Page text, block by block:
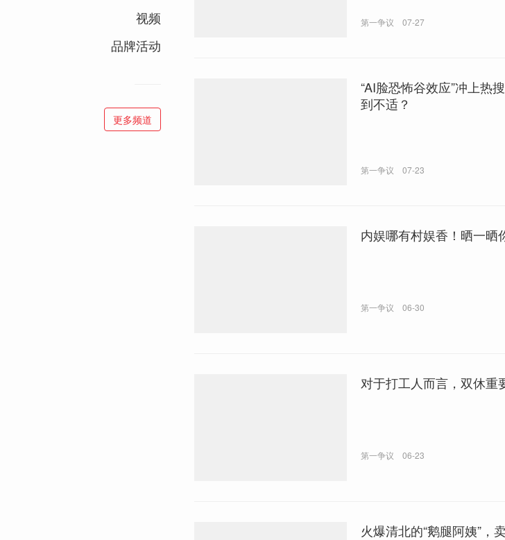
视频
品牌活动
更多频道
第一争议 07-27
“AI脸恐怖谷效应”冲上热
到不适？
第一争议 07-23
内娱哪有村娱香！晒一晒
第一争议 06-30
对于打工人而言，双休重
第一争议 06-23
火爆清北的“鹅腿阿姨”，